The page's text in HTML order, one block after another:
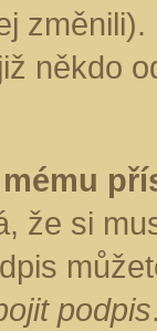
někdo
že si
podpis